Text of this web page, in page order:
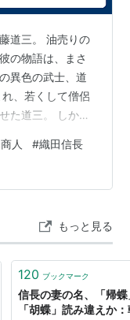
道三。 油売りの
の物語は、まさ
異色の武士、道
、若くして僧侶
た道三。 しか
握しました。 織
猾でありながら
解いていきま
油売りから美濃
介🏯…
人 #織田信長
もっと見る
120 ブックマーク
信長の妻の名、「帰
「胡蝶」読み違えか